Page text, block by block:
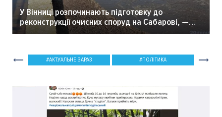
У Вінниці розпочинають підготовку до
реконструкції очисних споруд на Сабарові, —
мер Вінниці.
АКТУАЛЬНЕ ЗАРАЗ ПОЛІТИКА